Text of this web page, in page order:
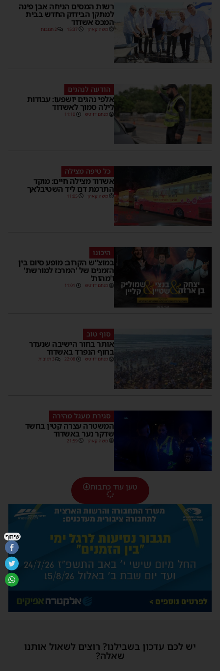
רשות המסים הניחה אבן פינה
למתקן הבידוק החדש בבית
המכס אשדוד
משה קאהן 15:37 2 תגובות
הודעה לנהגים
אלפי נהגים יושפעו: עבודות
לילה סמוך לאשדוד
מנחם דויטש 11:10
כל טיפה מצילה
אשדוד מצילה חיים: מוקד
התרמת דם ליד השטיבלאך
משה קאהן 11:05
היכונו
במוצ”ש הקרוב: מופע סיום בין
הזמנים של 'המרכז למורשת'
ו'מהות'
מנחם דויטש 11:01
סוף טוב
אותר בחור הישיבה שנעדר
בחוף הנפרד באשדוד
מנחם דויטש 22:08 3 תגובות
סגירת מעגל מהירה
המשטרה עצרה קטין בחשד
שדקר נער באשדוד
משה קאהן 21:59
טען עוד כתבות
יש לכם עדכון בשבילנו? רוצים לשאול אותנו
שאלה?
שיתוף